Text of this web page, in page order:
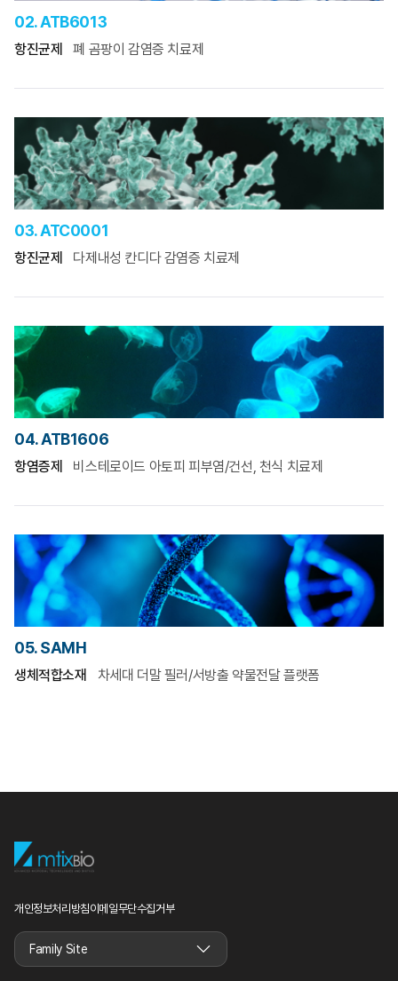
02. ATB6013
항진균제 폐 곰팡이 감염증 치료제
03. ATC0001
항진균제 다제내성 칸디다 감염증 치료제
04. ATB1606
항염증제 비스테로이드 아토피 피부염/건선, 천식 치료제
05. SAMH
생체적합소재 차세대 더말 필러/서방출 약물전달 플랫폼
개인정보처리방침이메일무단수집거부
Family Site